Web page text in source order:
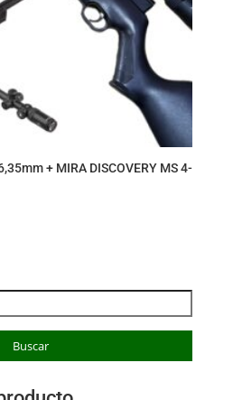
+ MIRA DISCOVERY MS 4-
Buscar